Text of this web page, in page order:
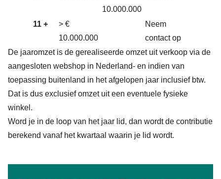
10.000.000
11 +
> €
10.000.000
Neem
contact op
De jaaromzet is de gerealiseerde omzet uit verkoop via de
aangesloten webshop in Nederland- en indien van
toepassing buitenland in het afgelopen jaar inclusief btw.
Dat is dus exclusief omzet uit een eventuele fysieke
winkel.
Word je in de loop van het jaar lid, dan wordt de contributie
berekend vanaf het kwartaal waarin je lid wordt.